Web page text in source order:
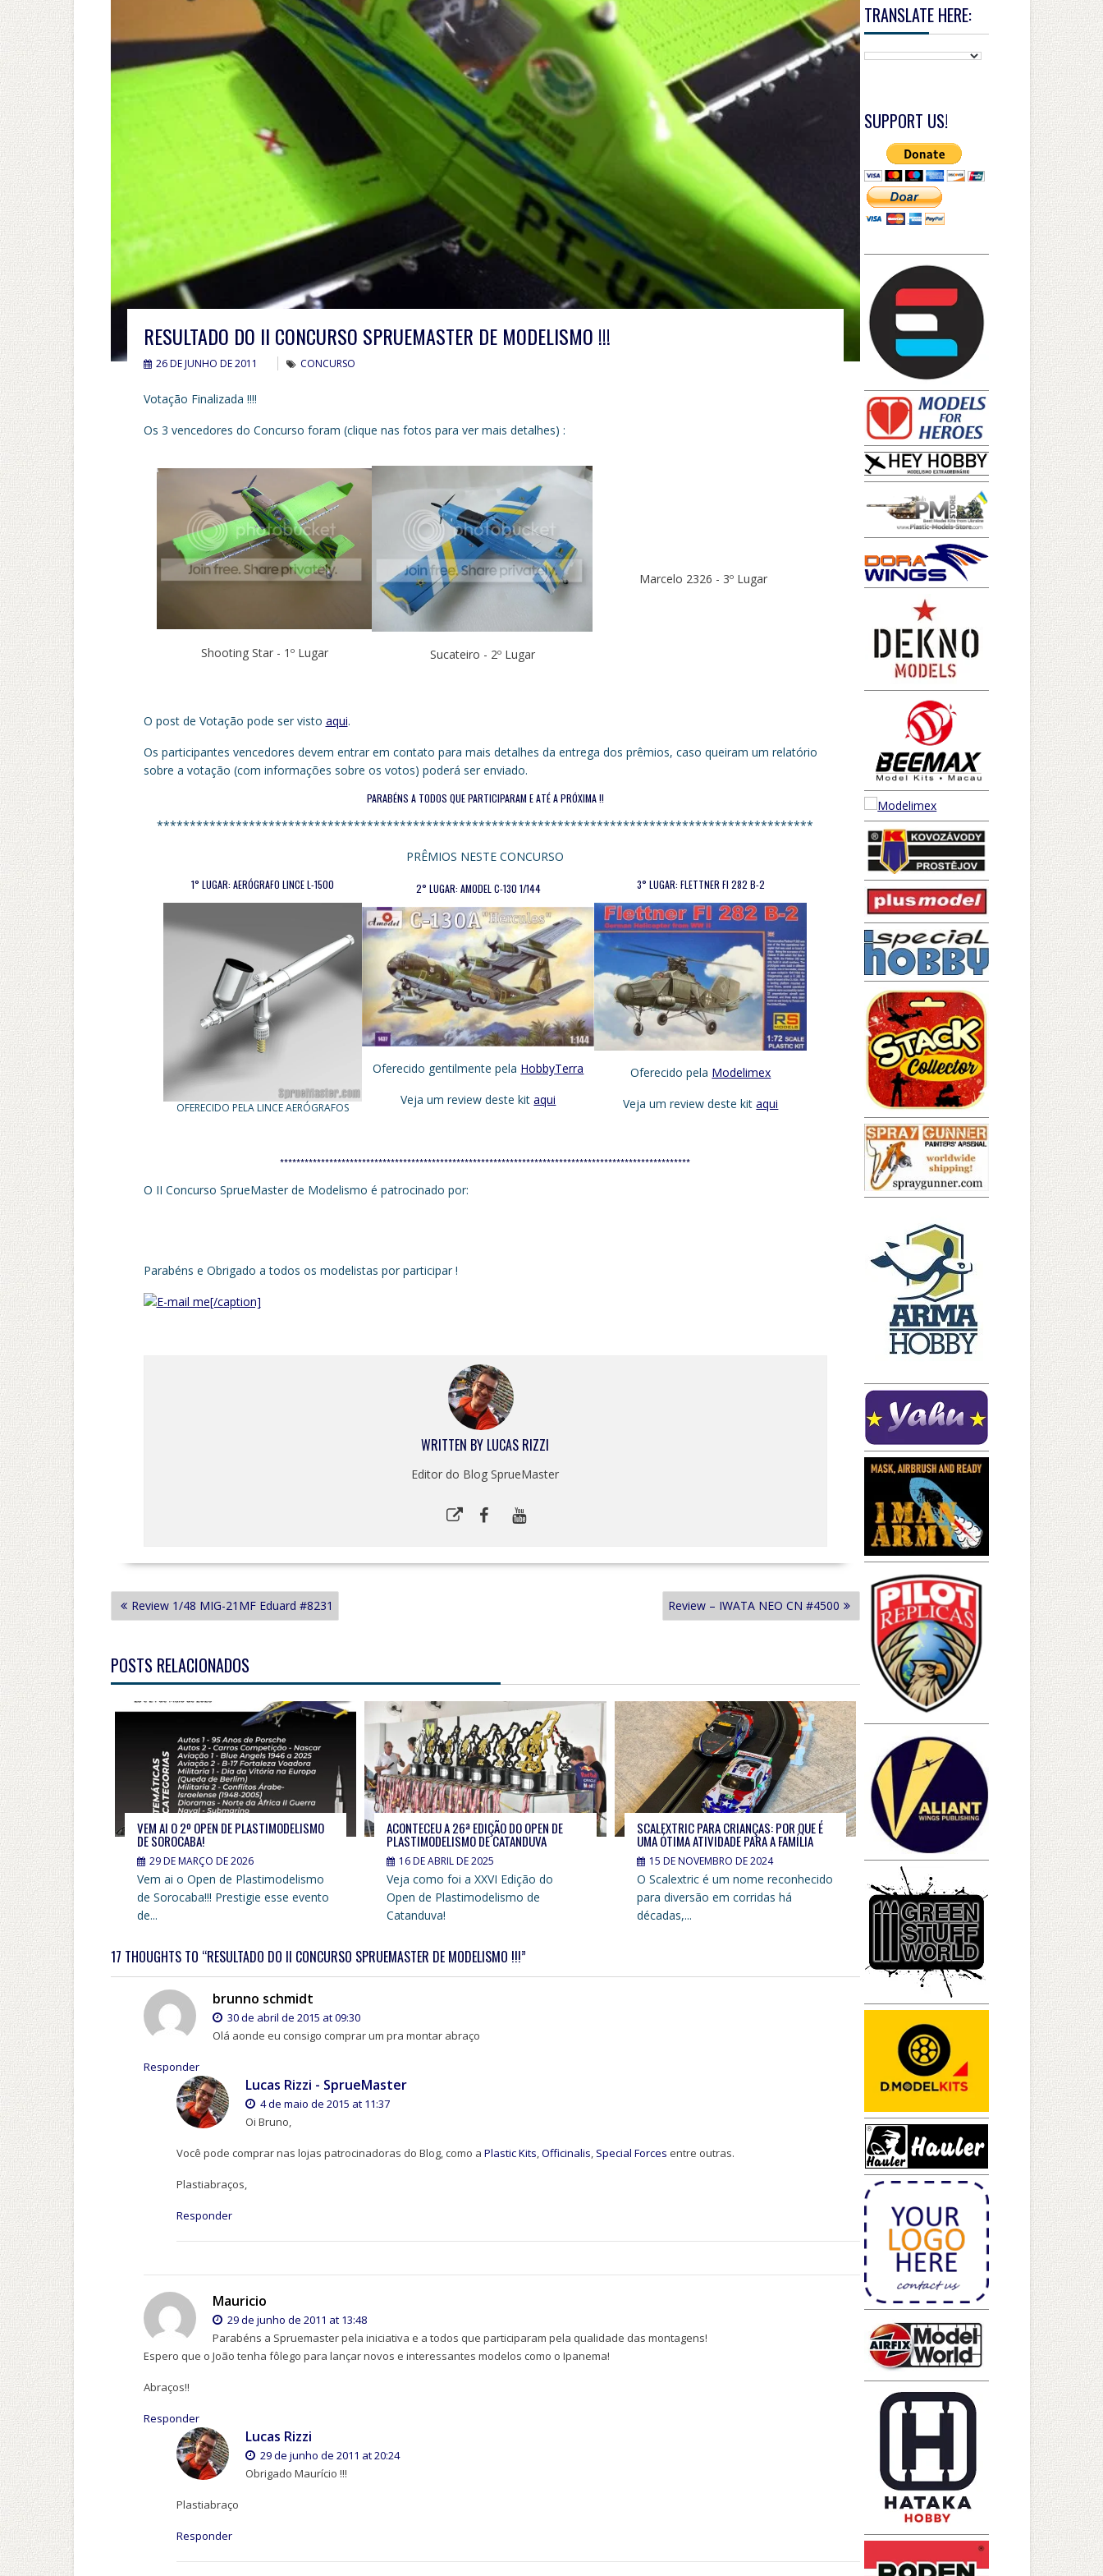
RESULTADO DO II CONCURSO SPRUEMASTER DE MODELISMO !!!
26 DE JUNHO DE 2011 CONCURSO
Votação Finalizada !!!!
Os 3 vencedores do Concurso foram (clique nas fotos para ver mais detalhes) :
Shooting Star - 1º Lugar Sucateiro - 2º Lugar
Marcelo 2326 - 3º Lugar
O post de Votação pode ser visto aqui.
Os participantes vencedores devem entrar em contato para mais detalhes da entrega dos prêmios, caso queiram um relatório
sobre a votação (com informações sobre os votos) poderá ser enviado.
PARABÉNS A TODOS QUE PARTICIPARAM E ATÉ A PRÓXIMA !!
****************************************************************************************************
PRÊMIOS NESTE CONCURSO
1° LUGAR: AERÓGRAFO LINCE L-1500
OFERECIDO PELA LINCE AERÓGRAFOS
2° LUGAR: AMODEL C-130 1/144
Oferecido gentilmente pela HobbyTerra
Veja um review deste kitaqui
3° LUGAR: FLETTNER FI 282 B-2
Oferecido pela Modelimex
Veja um review deste kitaqui
****************************************************************************************************
O II Concurso SprueMaster de Modelismo é patrocinado por:
Parabéns e Obrigado a todos os modelistas por participar !
[/caption]
WRITTEN BY LUCAS RIZZI
Editor do Blog SprueMaster
NAVEGAÇÃO
DE Review 1/48 MIG-21MF Eduard #8231 Review – IWATA NEO CN #4500
POSTS RELACIONADOS
VEM AI O 2º OPEN DE PLASTIMODELISMO
DE SOROCABA!
29 DE MARÇO DE 2026
Vem ai o Open de Plastimodelismo
de Sorocaba!!! Prestigie esse evento
de...
ACONTECEU A 26ª EDIÇÃO DO OPEN DE
PLASTIMODELISMO DE CATANDUVA
16 DE ABRIL DE 2025
Veja como foi a XXVI Edição do
Open de Plastimodelismo de
Catanduva!
SCALEXTRIC PARA CRIANÇAS: POR QUE É
UMA ÓTIMA ATIVIDADE PARA A FAMÍLIA
15 DE NOVEMBRO DE 2024
O Scalextric é um nome reconhecido
para diversão em corridas há
décadas,...
17 THOUGHTS TO “RESULTADO DO II CONCURSO SPRUEMASTER DE MODELISMO !!!”
brunno schmidt
30 de abril de 2015 at 09:30
Olá aonde eu consigo comprar um pra montar abraço
Responder
Lucas Rizzi - SprueMaster
4 de maio de 2015 at 11:37
Oi Bruno,
Você pode comprar nas lojas patrocinadoras do Blog, como a Plastic Kits,Officinalis, Special Forces entre outras.
Plastiabraços,
Responder
Mauricio
29 de junho de 2011 at 13:48
Parabéns a Spruemaster pela iniciativa e a todos que participaram pela qualidade das montagens!
Espero que o João tenha fôlego para lançar novos e interessantes modelos como o Ipanema!
Abraços!!
Responder
Lucas Rizzi
29 de junho de 2011 at 20:24
Obrigado Maurício !!!
Plastiabraço
Responder
TRANSLATE HERE:
SUPPORT US!